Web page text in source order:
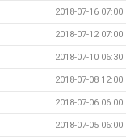
2018-07-16 07:00
2018-07-12 07:00
2018-07-10 06:30
2018-07-08 12:00
2018-07-06 06:00
2018-07-05 06:00